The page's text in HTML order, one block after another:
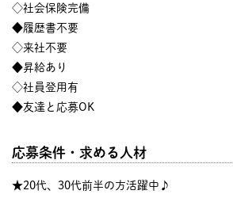
◇社会保険完備
◆履歴書不要
◇来社不要
◆昇給あり
◇社員登用有
◆友達と応募OK
応募条件・求める人材
★20代、30代前半の方活躍中♪